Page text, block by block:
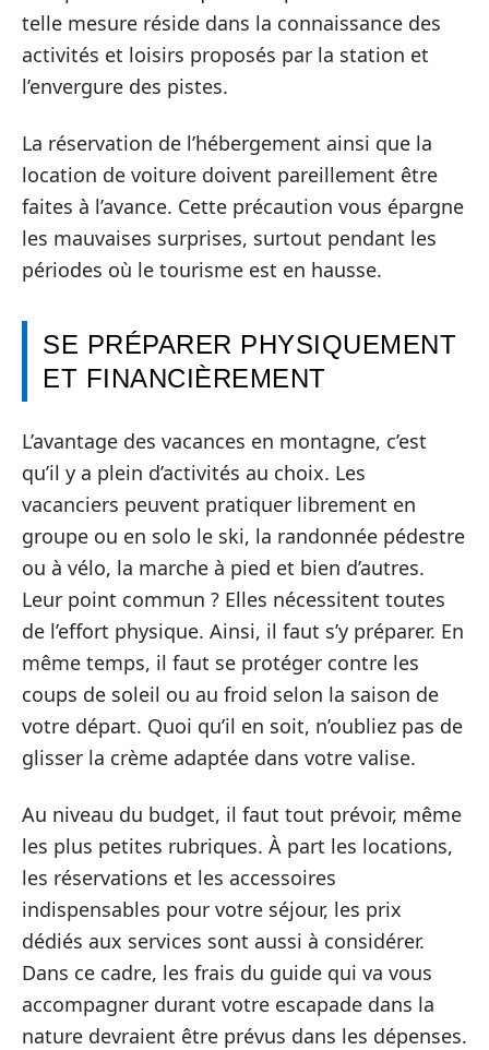
telle mesure réside dans la connaissance des
activités et loisirs proposés par la station et
l’envergure des pistes.
La réservation de l’hébergement ainsi que la
location de voiture doivent pareillement être
faites à l’avance. Cette précaution vous épargne
les mauvaises surprises, surtout pendant les
périodes où le tourisme est en hausse.
SE PRÉPARER PHYSIQUEMENT
ET FINANCIÈREMENT
L’avantage des vacances en montagne, c’est
qu’il y a plein d’activités au choix. Les
vacanciers peuvent pratiquer librement en
groupe ou en solo le ski, la randonnée pédestre
ou à vélo, la marche à pied et bien d’autres.
Leur point commun ? Elles nécessitent toutes
de l’effort physique. Ainsi, il faut s’y préparer. En
même temps, il faut se protéger contre les
coups de soleil ou au froid selon la saison de
votre départ. Quoi qu’il en soit, n’oubliez pas de
glisser la crème adaptée dans votre valise.
Au niveau du budget, il faut tout prévoir, même
les plus petites rubriques. À part les locations,
les réservations et les accessoires
indispensables pour votre séjour, les prix
dédiés aux services sont aussi à considérer.
Dans ce cadre, les frais du guide qui va vous
accompagner durant votre escapade dans la
nature devraient être prévus dans les dépenses.